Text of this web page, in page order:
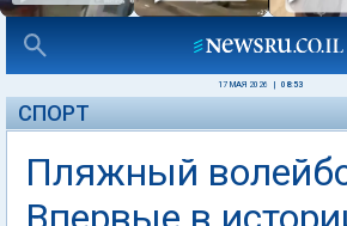
17 МАЯ 2026 08:53
СПОРТ
Пляжный